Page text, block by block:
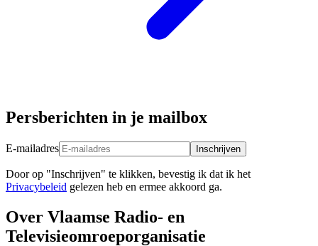
Persberichten in je mailbox
E-mailadres Inschrijven
Door op "Inschrijven" te klikken, bevestig ik dat ik het
Privacybeleid gelezen heb en ermee akkoord ga.
Over Vlaamse Radio- en
Televisieomroeporganisatie